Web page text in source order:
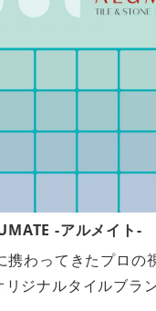
-アルメイト-
携わってきたプロの
ジナルタイルブラ